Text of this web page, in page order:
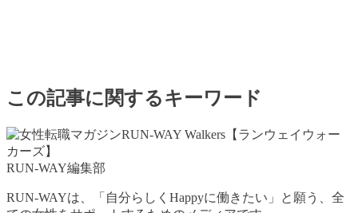
この記事に関するキーワード
RUN-WAY編集部
RUN-WAYは、「自分らしくHappyに働きたい」と願う、全